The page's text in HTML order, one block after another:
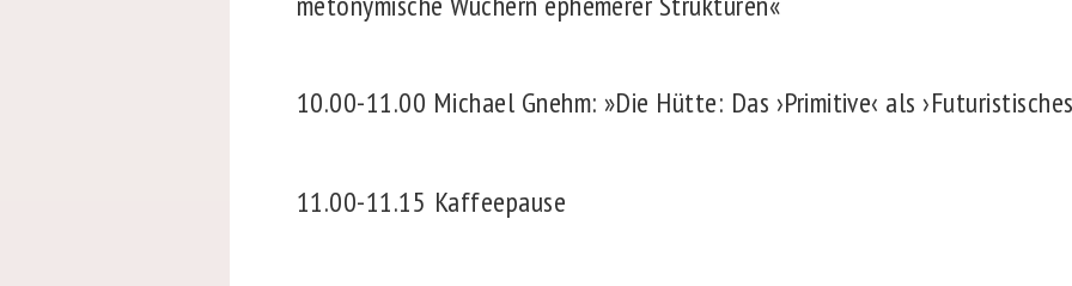
10.00-11.00 Michael Gnehm: »Die Hütte: Das ›Primitive‹ als
11.00-11.15 Kaffeepause